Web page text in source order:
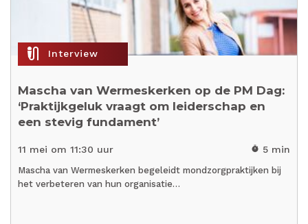
mic_external_on Interview
Mascha van Wermeskerken op de PM Dag:
‘Praktijkgeluk vraagt om leiderschap en
een stevig fundament’
11 mei om 11:30 uur timer 5 min
Mascha van Wermeskerken begeleidt mondzorgpraktijken bij
het verbeteren van hun organisatie…